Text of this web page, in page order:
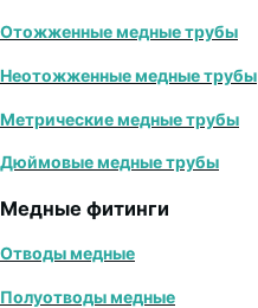
Отожженные медные трубы
Неотожженные медные трубы
Метрические медные трубы
Дюймовые медные трубы
Медные фитинги
Отводы медные
Полуотводы медные